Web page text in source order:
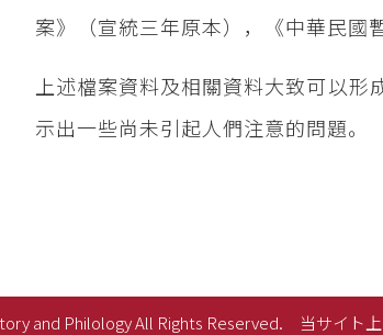
案》（宣統三年原本），《中華民國
上述檔案資料及相關資料大致可以
示出一些尚未引起人們注意的問題。
and Philology All Rights Reserved. 当サイト